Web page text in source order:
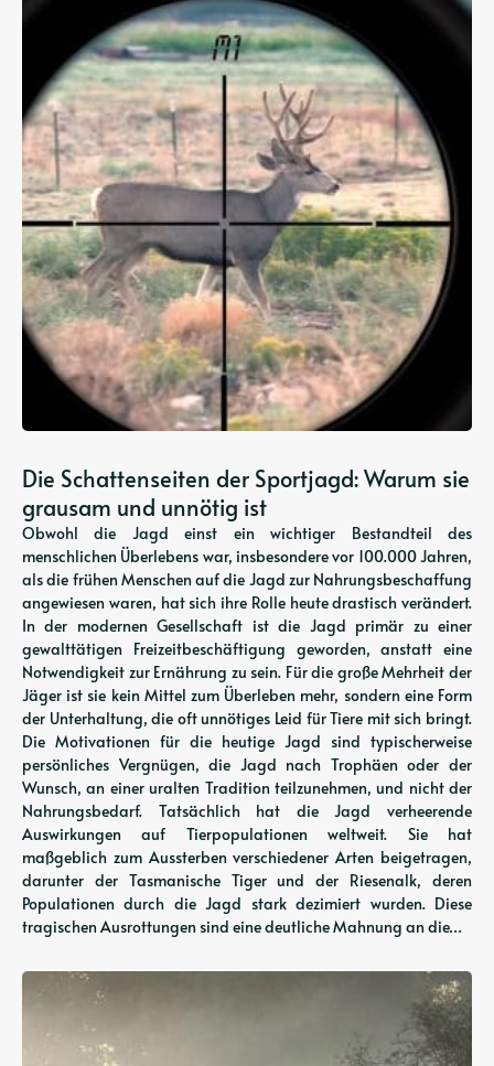
Die Schattenseiten der Sportjagd: Warum sie
grausam und unnötig ist
Obwohl die Jagd einst ein wichtiger Bestandteil des
menschlichen Überlebens war, insbesondere vor 100.000 Jahren,
als die frühen Menschen auf die Jagd zur Nahrungsbeschaffung
angewiesen waren, hat sich ihre Rolle heute drastisch verändert.
In der modernen Gesellschaft ist die Jagd primär zu einer
gewalttätigen Freizeitbeschäftigung geworden, anstatt eine
Notwendigkeit zur Ernährung zu sein. Für die große Mehrheit der
Jäger ist sie kein Mittel zum Überleben mehr, sondern eine Form
der Unterhaltung, die oft unnötiges Leid für Tiere mit sich bringt.
Die Motivationen für die heutige Jagd sind typischerweise
persönliches Vergnügen, die Jagd nach Trophäen oder der
Wunsch, an einer uralten Tradition teilzunehmen, und nicht der
Nahrungsbedarf. Tatsächlich hat die Jagd verheerende
Auswirkungen auf Tierpopulationen weltweit. Sie hat
maßgeblich zum Aussterben verschiedener Arten beigetragen,
darunter der Tasmanische Tiger und der Riesenalk, deren
Populationen durch die Jagd stark dezimiert wurden. Diese
tragischen Ausrottungen sind eine deutliche Mahnung an die…